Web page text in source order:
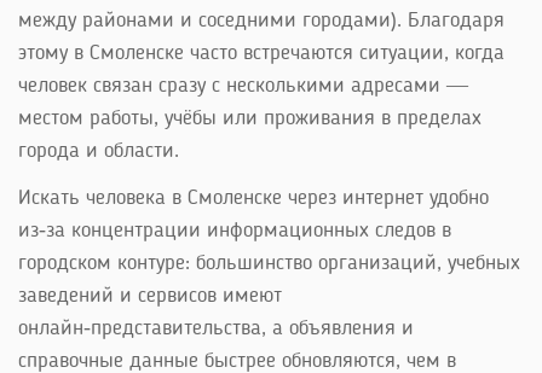
между районами и соседними городами). Благодаря
этому в Смоленске часто встречаются ситуации, когда
человек связан сразу с несколькими адресами —
местом работы, учёбы или проживания в пределах
города и области.
Искать человека в Смоленске через интернет удобно
из‑за концентрации информационных следов в
городском контуре: большинство организаций, учебных
заведений и сервисов имеют
онлайн‑представительства, а объявления и
справочные данные быстрее обновляются, чем в